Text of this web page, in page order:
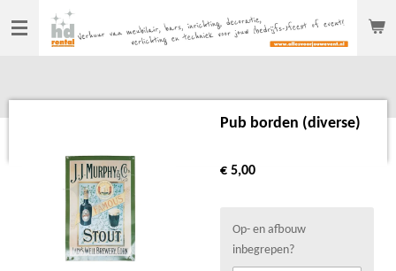
Ga
direct
hoofdinhoud
Pub borden (diverse)
€ 5,00
Op- en afbouw
inbegrepen?